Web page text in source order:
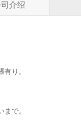
介绍
有り。
まで。